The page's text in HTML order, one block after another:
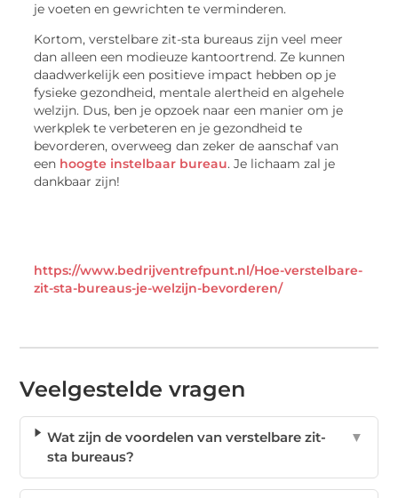
je voeten en gewrichten te verminderen.
Kortom, verstelbare zit-sta bureaus zijn veel meer
dan alleen een modieuze kantoortrend. Ze kunnen
daadwerkelijk een positieve impact hebben op je
fysieke gezondheid, mentale alertheid en algehele
welzijn. Dus, ben je opzoek naar een manier om je
werkplek te verbeteren en je gezondheid te
bevorderen, overweeg dan zeker de aanschaf van
een hoogte instelbaar bureau. Je lichaam zal je
dankbaar zijn!
https://www.bedrijventrefpunt.nl/Hoe-verstelbare-
zit-sta-bureaus-je-welzijn-bevorderen/
Veelgestelde vragen
Wat zijn de voordelen van verstelbare zit-
sta bureaus?
▼